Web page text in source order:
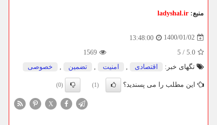
منبع: ladyshal.ir
1400/01/02
13:48:00
5.0
/
5
1569
تگهای خبر:
اقتصادی , امنیت , تضمین , خصوصی
این مطلب را می پسندید؟ (1)
(0)
X